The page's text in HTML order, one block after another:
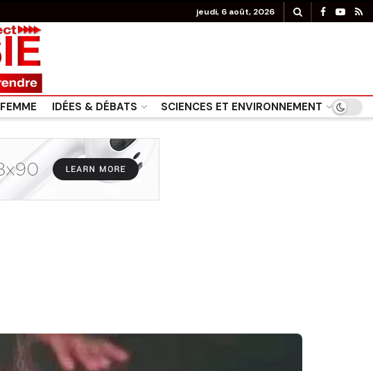
jeudi, 6 août, 2026
FEMME IDÉES & DÉBATS SCIENCES ET ENVIRONNEMENT